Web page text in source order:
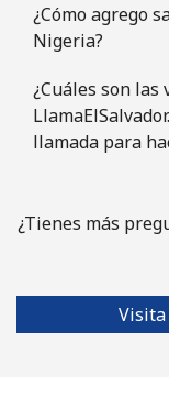
¿Cómo agrego
Nigeria?
¿Cuáles son las
llamada para
¿Tienes más
Visita